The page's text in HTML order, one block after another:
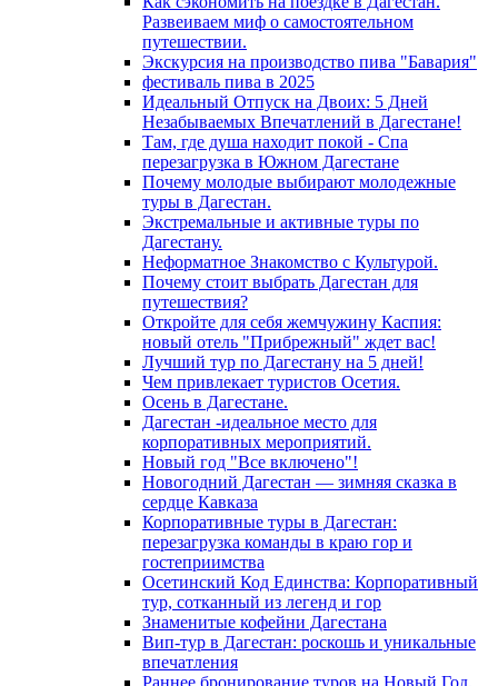
Развеиваем миф о самостоятельном
путешествии.
Экскурсия на производство пива "Бавария"
фестиваль пива в 2025
Идеальный Отпуск на Двоих: 5 Дней
Незабываемых Впечатлений в Дагестане!
Там, где душа находит покой - Спа
перезагрузка в Южном Дагестане
Почему молодые выбирают молодежные
туры в Дагестан.
Экстремальные и активные туры по
Дагестану.
Неформатное Знакомство с Культурой.
Почему стоит выбрать Дагестан для
путешествия?
Откройте для себя жемчужину Каспия:
новый отель "Прибрежный" ждет вас!
Лучший тур по Дагестану на 5 дней!
Чем привлекает туристов Осетия.
Осень в Дагестане.
Дагестан -идеальное место для
корпоративных мероприятий.
Новый год "Все включено"!
Новогодний Дагестан — зимняя сказка в
сердце Кавказа
Корпоративные туры в Дагестан:
перезагрузка команды в краю гор и
гостеприимства
Осетинский Код Единства: Корпоративный
тур, сотканный из легенд и гор
Знаменитые кофейни Дагестана
Вип-тур в Дагестан: роскошь и уникальные
впечатления
Раннее бронирование туров на Новый Год.